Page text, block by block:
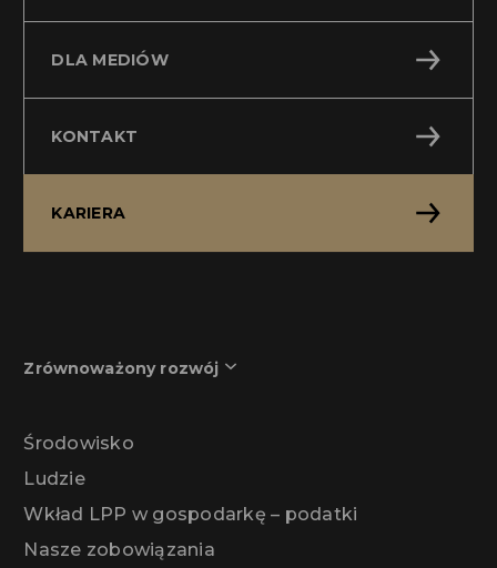
DLA MEDIÓW
KONTAKT
KARIERA
Zrównoważony rozwój
Środowisko
Ludzie
Wkład LPP w gospodarkę – podatki
Nasze zobowiązania